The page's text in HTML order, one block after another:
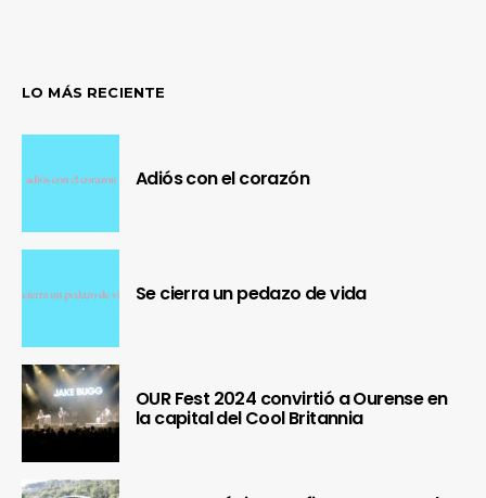
LO MÁS RECIENTE
Adiós con el corazón
Se cierra un pedazo de vida
OUR Fest 2024 convirtió a Ourense en
la capital del Cool Britannia